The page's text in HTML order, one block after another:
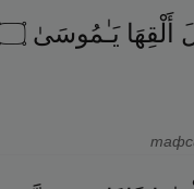
أَلْقِهَا يَـٰمُوسَىٰ